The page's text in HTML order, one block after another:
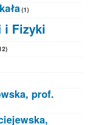
(1)
i Fizyki
prof.